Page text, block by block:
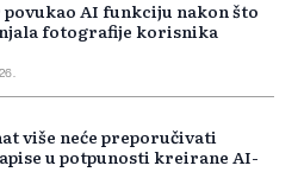
AI funkciju nakon što
fotografije korisnika
više neće preporučivati
u potpunosti kreirane AI-